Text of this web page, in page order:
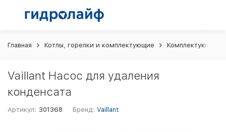
Главная Котлы, горелки и комплектующие Комплектующие и
Vaillant Насос для удаления
конденсата
Артикул: 301368 Бренд: Vaillant